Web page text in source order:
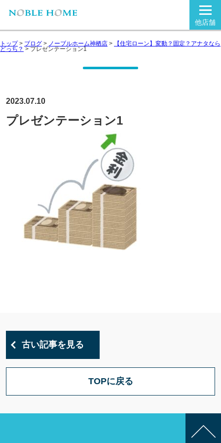
他店舗
トップ> ブログ > ノーブルホーム神栖店 > 【住宅ローン】変動？固定？アナタなら
どっち？ > プレゼンテーション1
2023.07.10
プレゼンテーション1
古い記事を見る
TOPに戻る